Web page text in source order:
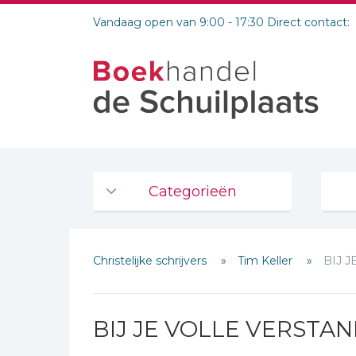
Vandaag open van 9:00 - 17:30 Direct contact:
Categorieën
De Bijbel
Bijbelse Dagboeken 2026
Bijbelstudie groepen
Christelijke schrijvers Tim Keller BIJ
BIJ JE VOLLE